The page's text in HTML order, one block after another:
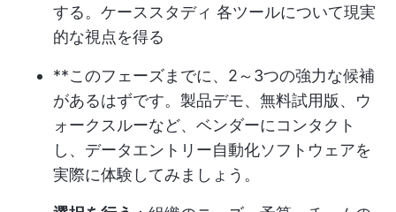
する。 ケーススタディ 各ツールについて現実
的な視点を得る
**このフェーズまでに、2～3つの強力な候補
があるはずです。製品デモ、無料試用版、ウ
ォークスルーなど、ベンダーにコンタクト
し、データエントリー自動化ソフトウェアを
実際に体験してみましょう。